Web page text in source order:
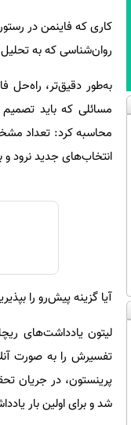
کاری که فاینمن در
روان‌شناسی که به
به‌طور دقیق‌تر، راه‌حل
مسائلی که باید
محاسبه کرد: تعداد
انتخاب‌های جدید نرود
آیا گزینه پیش‌رو را
پرینستون، در جریان
شد و برای اولین بار